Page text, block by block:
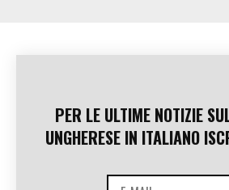
PER LE ULTIME NOTIZIE
UNGHERESE IN ITALIANO